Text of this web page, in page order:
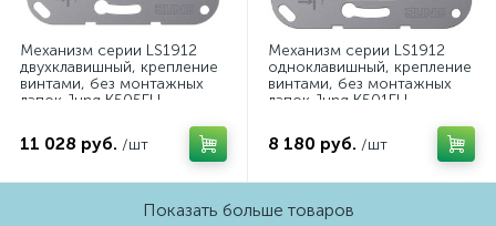
Механизм серии LS1912
двухклавишный, крепление
винтами, без монтажных
лапок Jung K505EU
11 028 руб. /шт
Механизм серии LS1912
одноклавишный, крепление
винтами, без монтажных
лапок Jung K501EU
8 180 руб. /шт
Показать больше товаров